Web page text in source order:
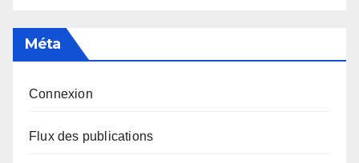
Méta
Connexion
Flux des publications